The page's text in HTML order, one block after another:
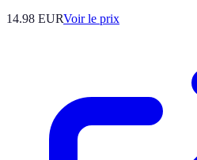
14.98 EURVoir le prix